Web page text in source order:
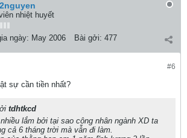
nhiệt huyết
ngày: May 2006 Bài gởi: 477
#6
sự cần tiền nhất?
tdhtkcd
lắm bởi tại sao công nhân ngành XD ta
cả 6 tháng trời mà vẫn đi làm.